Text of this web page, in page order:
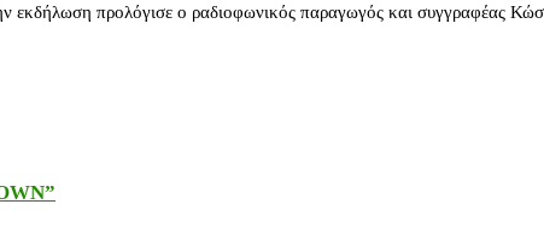
προλόγισε ο ραδιοφωνικός παραγωγός και συγγραφέας